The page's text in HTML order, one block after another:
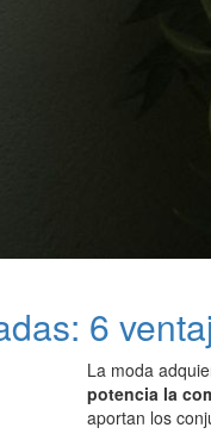
6
La moda
potencia la
aportan los